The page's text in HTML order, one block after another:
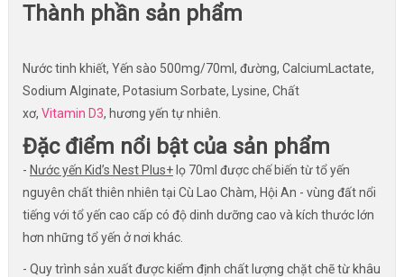
Thành phần sản phẩm
Nước tinh khiết, Yến sào 500mg/70ml, đường, CalciumLactate,
Sodium Alginate, Potasium Sorbate, Lysine, Chất
xơ, Vitamin D3, hương yến tự nhiên.
Đặc điểm nổi bật của sản phẩm
- Nước yến Kid’s Nest Plus+lọ 70ml được chế biến từ tổ yến
nguyên chất thiên nhiên tại Cù Lao Chàm, Hội An - vùng đất nổi
tiếng với tổ yến cao cấp có độ dinh dưỡng cao và kích thước lớn
hơn những tổ yến ở nơi khác.
- Quy trình sản xuất được kiểm định chất lượng chặt chẽ từ khâu